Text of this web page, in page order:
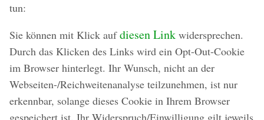
tun:
Sie können mit Klick aufdiesen Link widersprechen.
Durch das Klicken des Links wird ein Opt-Out-Cookie
im Browser hinterlegt. Ihr Wunsch, nicht an der
Webseiten-/Reichweitenanalyse teilzunehmen, ist nur
erkennbar, solange dieses Cookie in Ihrem Browser
gespeichert ist. Ihr Widerspruch/Einwilligung gilt jeweils